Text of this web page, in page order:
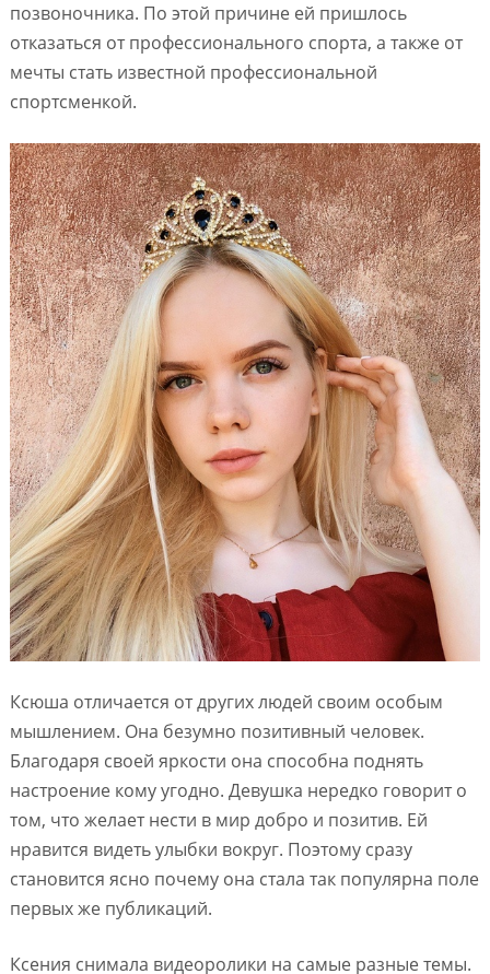
позвоночника. По этой причине ей пришлось
отказаться от профессионального спорта, а также от
мечты стать известной профессиональной
спортсменкой.
Ксюша отличается от других людей своим особым
мышлением. Она безумно позитивный человек.
Благодаря своей яркости она способна поднять
настроение кому угодно. Девушка нередко говорит о
том, что желает нести в мир добро и позитив. Ей
нравится видеть улыбки вокруг. Поэтому сразу
становится ясно почему она стала так популярна поле
первых же публикаций.
Ксения снимала видеоролики на самые разные темы.